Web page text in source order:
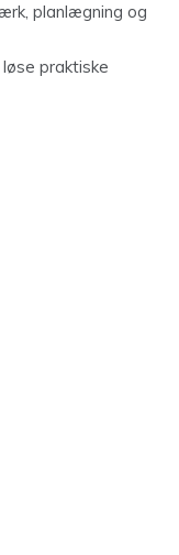
planlægning og
praktiske